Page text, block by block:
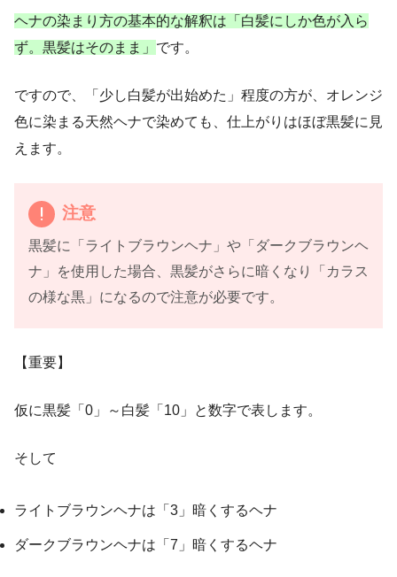
ヘナの染まり方の基本的な解釈は「白髪にしか色が入ら
ず。黒髪はそのまま」 です。
ですので、「少し白髪が出始めた」程度の方が、オレンジ
色に染まる天然ヘナで染めても、仕上がりはほぼ黒髪に見
えます。
注意
黒髪に「ライトブラウンヘナ」や「ダークブラウンヘ
ナ」を使用した場合、黒髪がさらに暗くなり「カラス
の様な黒」になるので注意が必要です。
【重要】
仮に黒髪「0」～白髪「10」と数字で表します。
そして
ライトブラウンヘナは「3」暗くするヘナ
ダークブラウンヘナは「7」暗くするヘナ